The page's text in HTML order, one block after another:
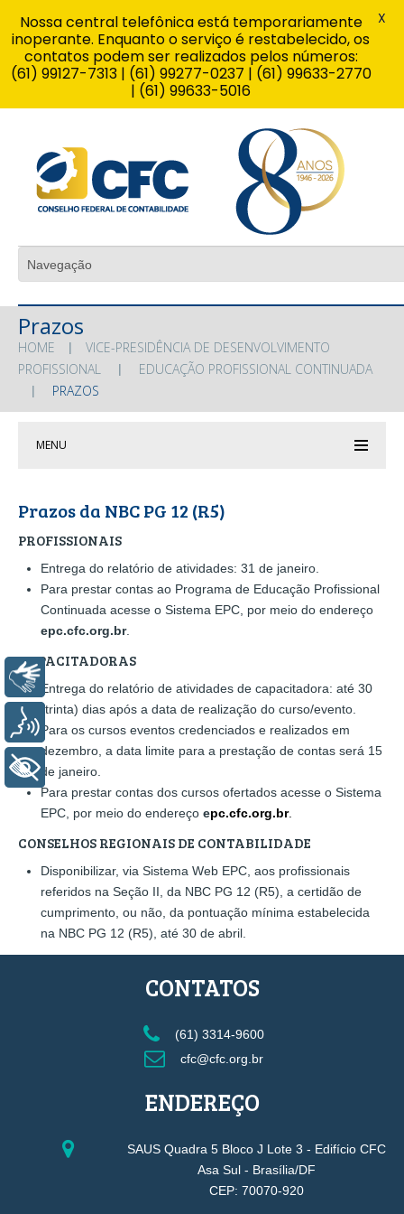
Prazos
HOME
VICE-PRESIDÊNCIA DE DESENVOLVIMENTO
PROFISSIONAL
EDUCAÇÃO PROFISSIONAL CONTINUADA
PRAZOS
MENU
Prazos da NBC PG 12 (R5)
PROFISSIONAIS
Entrega do relatório de atividades: 31 de janeiro.
Para prestar contas ao Programa de Educação Profissional
Continuada acesse o Sistema EPC, por meio do endereço
epc.cfc.org.br.
CAPACITADORAS
Entrega do relatório de atividades de capacitadora: até 30
(trinta) dias após a data de realização do curso/evento.
Para os cursos eventos credenciados e realizados em
dezembro, a data limite para a prestação de contas será 15
de janeiro.
Para prestar contas dos cursos ofertados acesse o Sistema
EPC, por meio do endereço epc.cfc.org.br.
CONSELHOS REGIONAIS DE CONTABILIDADE
Disponibilizar, via Sistema Web EPC, aos profissionais
referidos na Seção II, da NBC PG 12 (R5), a certidão de
cumprimento, ou não, da pontuação mínima estabelecida
na NBC PG 12 (R5), até 30 de abril.
CONTATOS
(61) 3314-9600
cfc@cfc.org.br
ENDEREÇO
SAUS Quadra 5 Bloco J Lote 3 - Edifício CFC
Asa Sul - Brasília/DF
CEP: 70070-920
Nossa central telefônica está temporariamente
inoperante. Enquanto o serviço é restabelecido, os
contatos podem ser realizados pelos números:
(61) 99127-7313 | (61) 99277-0237 | (61) 99633-2770
| (61) 99633-5016
X
+ Acessibilidade